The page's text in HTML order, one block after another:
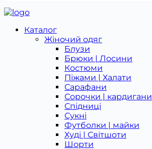
Каталог
Жіночий одяг
Блузи
Брюки | Лосини
Костюми
Піжами | Халати
Сарафани
Сорочки | кардигани
Спідниці
Сукні
Футболки | майки
Худі | Світшоти
Шорти